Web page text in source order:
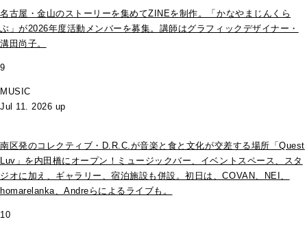
名古屋・金山のストーリーを集めてZINEを制作。「かなやまじんくら
ぶ」が2026年度活動メンバーを募集。講師はグラフィックデザイナー・
溝田尚子。
9
MUSIC
Jul 11. 2026 up
南区発のコレクティブ・D.R.C.が⾳楽と⾷と⽂化が交差する場所「Quest
Luv」を内田橋にオープン！ミュージックバー、イベントスペース、スタ
ジオに加え、ギャラリー、宿泊施設も併設。初日は、COVAN、NEI、
homarelanka、Andreらによるライブも。
10